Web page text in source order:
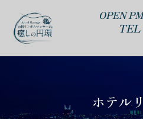
OPEN
ホテル